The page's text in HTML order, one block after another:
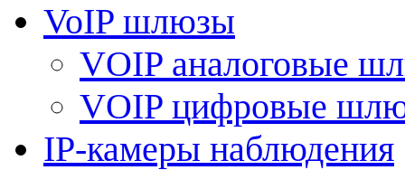
VoIP шлюзы
VOIP аналоговые
VOIP цифровые
IP-камеры наблюдения